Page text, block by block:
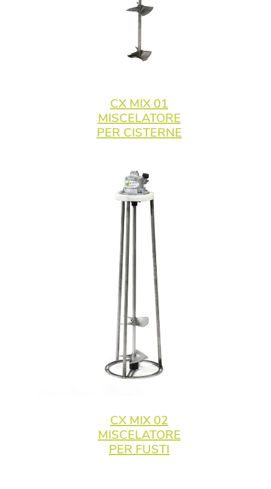
CX MIX 01
MISCELATORE
PER CISTERNE
CX MIX 02
MISCELATORE
PER FUSTI